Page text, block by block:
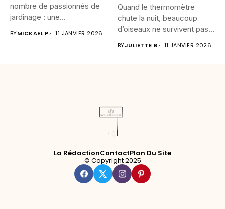
nombre de passionnés de
jardinage : une...
BYMICKAEL P. 11 JANVIER 2026
Quand le thermomètre
chute la nuit, beaucoup
d’oiseaux ne survivent pas.
BYJULIETTE B. 11 JANVIER 2026
La RédactionContactPlan Du Site
© Copyright 2025